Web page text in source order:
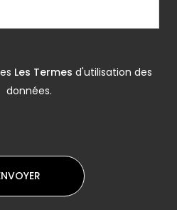
Les Termes d'utilisation des
données.